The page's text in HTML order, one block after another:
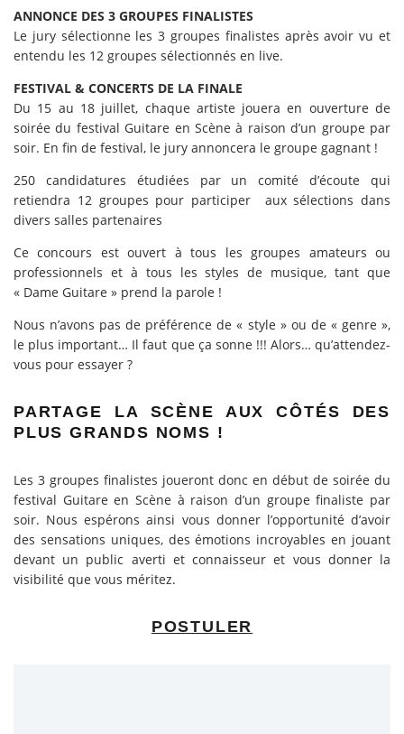
ANNONCE DES 3 GROUPES FINALISTES
Le jury sélectionne les 3 groupes finalistes après avoir vu et
entendu les 12 groupes sélectionnés en live.
FESTIVAL & CONCERTS DE LA FINALE
Du 15 au 18 juillet, chaque artiste jouera en ouverture de
soirée du festival Guitare en Scène à raison d’un groupe par
soir. En fin de festival, le jury annoncera le groupe gagnant !
250 candidatures étudiées par un comité d’écoute qui
retiendra 12 groupes pour participer aux sélections dans
divers salles partenaires
Ce concours est ouvert à tous les groupes amateurs ou
professionnels et à tous les styles de musique, tant que
« Dame Guitare » prend la parole !
Nous n’avons pas de préférence de « style » ou de « genre »,
le plus important… Il faut que ça sonne !!! Alors… qu’attendez-
vous pour essayer ?
PARTAGE LA SCÈNE AUX CÔTÉS DES
PLUS GRANDS NOMS !
Les 3 groupes finalistes joueront donc en début de soirée du
festival Guitare en Scène à raison d’un groupe finaliste par
soir. Nous espérons ainsi vous donner l’opportunité d’avoir
des sensations uniques, des émotions incroyables en jouant
devant un public averti et connaisseur et vous donner la
visibilité que vous méritez.
POSTULER